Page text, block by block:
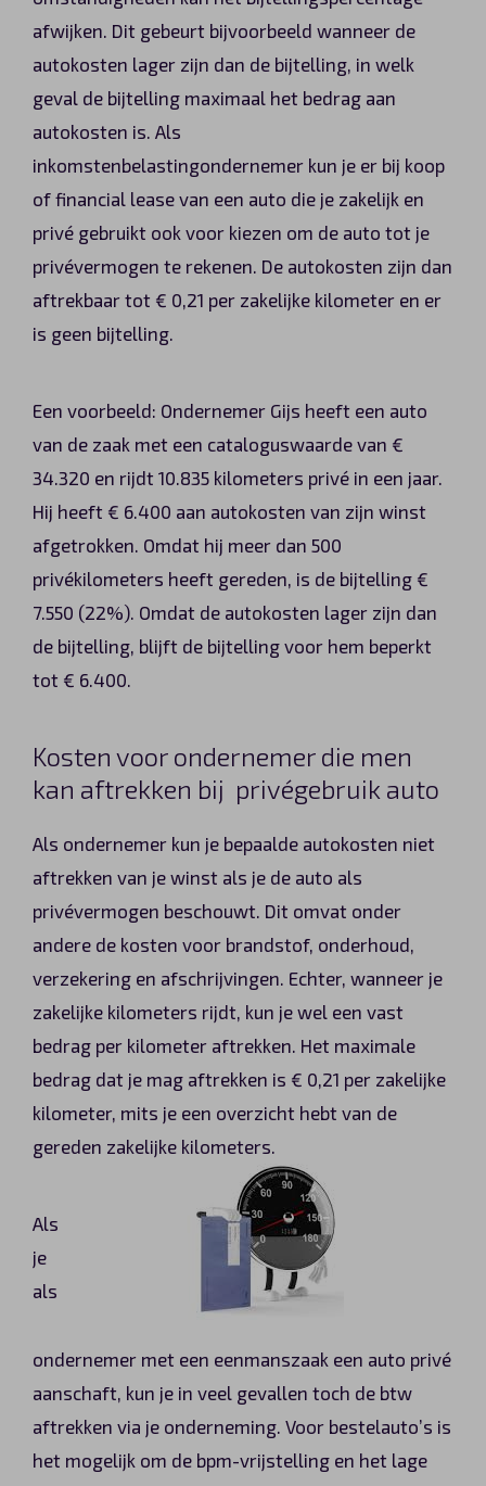
afwijken. Dit gebeurt bijvoorbeeld wanneer de
autokosten lager zijn dan de bijtelling, in welk
geval de bijtelling maximaal het bedrag aan
autokosten is. Als
inkomstenbelastingondernemer kun je er bij koop
of financial lease van een auto die je zakelijk en
privé gebruikt ook voor kiezen om de auto tot je
privévermogen te rekenen. De autokosten zijn dan
aftrekbaar tot € 0,21 per zakelijke kilometer en er
is geen bijtelling.
Een voorbeeld: Ondernemer Gijs heeft een auto
van de zaak met een cataloguswaarde van €
34.320 en rijdt 10.835 kilometers privé in een jaar.
Hij heeft € 6.400 aan autokosten van zijn winst
afgetrokken. Omdat hij meer dan 500
privékilometers heeft gereden, is de bijtelling €
7.550 (22%). Omdat de autokosten lager zijn dan
de bijtelling, blijft de bijtelling voor hem beperkt
tot € 6.400.
Kosten voor ondernemer die men
kan aftrekken bij privégebruik auto
Als ondernemer kun je bepaalde autokosten niet
aftrekken van je winst als je de auto als
privévermogen beschouwt. Dit omvat onder
andere de kosten voor brandstof, onderhoud,
verzekering en afschrijvingen. Echter, wanneer je
zakelijke kilometers rijdt, kun je wel een vast
bedrag per kilometer aftrekken. Het maximale
bedrag dat je mag aftrekken is € 0,21 per zakelijke
kilometer, mits je een overzicht hebt van de
gereden zakelijke kilometers.
Als
je
als
ondernemer met een eenmanszaak een auto privé
aanschaft, kun je in veel gevallen toch de btw
aftrekken via je onderneming. Voor bestelauto’s is
het mogelijk om de bpm-vrijstelling en het lage